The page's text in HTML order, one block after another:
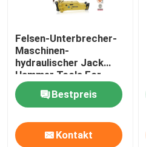
Felsen-Unterbrecher-
Maschinen-
hydraulischer Jack
Hammer Tools For
Backhoes JOHN DEERE
des Hammer-EDT450
Bagger
Bestpreis
Kontakt